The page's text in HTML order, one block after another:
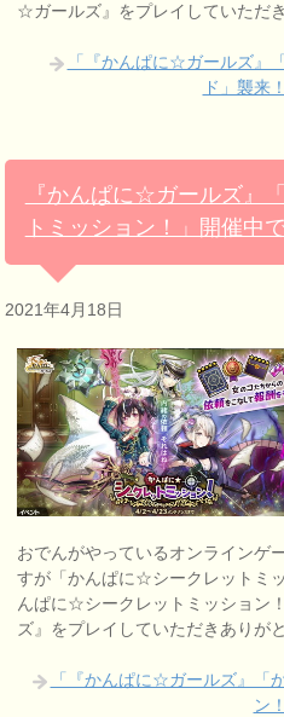
☆ガールズ』をプレイしていただ
「『かんぱに☆ガールズ』
ド」襲来
『かんぱに☆ガールズ』
トミッション！」開催中で
2021年4月18日
おでんがやっているオンラインゲ
すが「かんぱに☆シークレットミ
んぱに☆シークレットミッション
ズ』をプレイしていただきありが
「『かんぱに☆ガールズ』「
ン